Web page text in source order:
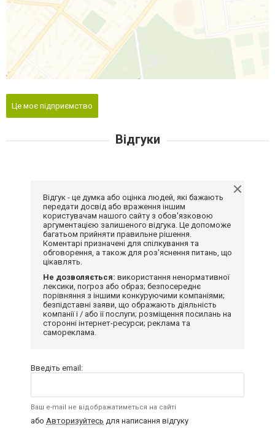
Це моє підприємство
Відгуки
Відгук - це думка або оцінка людей, які бажають
передати досвід або враження іншим
користувачам нашого сайту з обов'язковою
аргументацією залишеного відгука. Це допоможе
багатьом прийняти правильне рішення.
Коментарі призначені для спілкування та
обговорення, а також для роз'яснення питань, що
цікавлять.
Не дозволяється: використання ненормативної
лексики, погроз або образ; безпосереднє
порівняння з іншими конкуруючими компаніями;
безпідставні заяви, що ображають діяльність
компанії і / або її послуги; розміщення посилань на
сторонні інтернет-ресурси; реклама та
самореклама.
Введіть email:
Ваш e-mail не відображатиметься на сайті
або Авторизуйтесь для написання відгуку